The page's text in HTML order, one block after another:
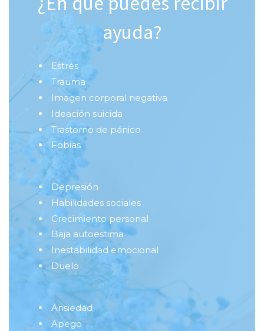
ayuda?
Estrés
Trauma
Imagen corporal negativa
Ideación suicida
Trastorno de pánico
Fobias
Depresión
Habilidades sociales
Crecimiento personal
Baja autoestima
Inestabilidad emocional
Duelo
Ansiedad
Apego